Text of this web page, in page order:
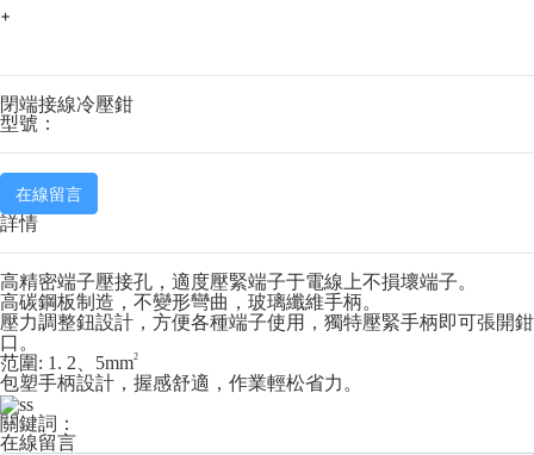
+
閉端接線冷壓鉗
型號：
在線留言
詳情
高精密端子壓接孔，適度壓緊端子于電線上不損壞端子。
高碳鋼板制造，不變形彎曲，玻璃纖維手柄。
壓力調整鈕設計，方便各種端子使用，獨特壓緊手柄即可張開鉗
口。
范圍 : 1. 2、5mm2
包塑手柄設計，握感舒適，作業輕松省力。
關鍵詞：
在線留言